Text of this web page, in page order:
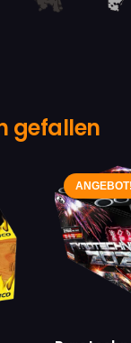
gefallen
ANGEBOT!